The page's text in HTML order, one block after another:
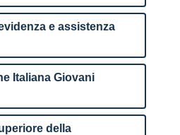
e assistenza
Italiana Giovani
della